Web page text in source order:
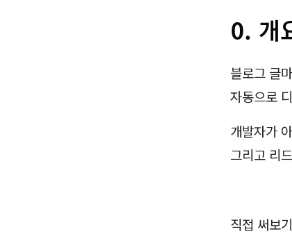
0. 개
블로그 글
자동으로
개발자가
그리고 리
직접 써보